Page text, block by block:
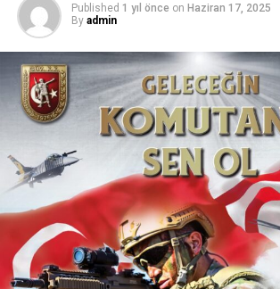
Published 1 yıl önce on Haziran 17, 2025
By admin